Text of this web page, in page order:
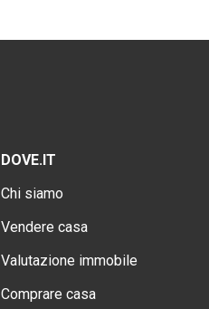
DOVE.IT
Chi siamo
Vendere casa
Valutazione immobile
Comprare casa